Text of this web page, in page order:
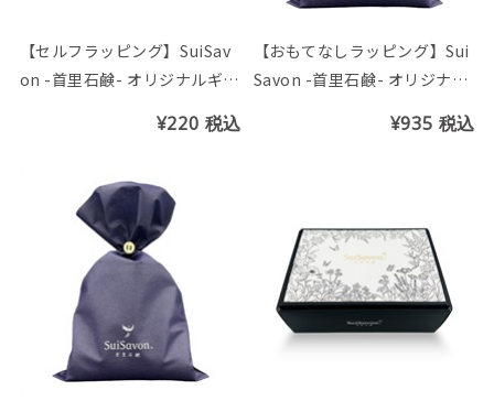
【セルフラッピング】SuiSav
on -首里石鹸- オリジナルギフ
¥220 税込
【おもてなしラッピング】Sui
Savon -首里石鹸- オリジナル
¥935 税込